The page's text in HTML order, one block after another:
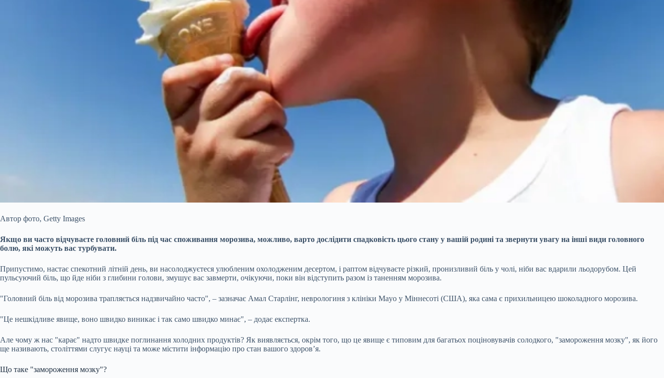
Автор фото, Getty Images
Якщо ви часто відчуваєте головний біль під час споживання морозива, можливо, варто дослідити спадковість цього стану у вашій родині та звернути увагу на інші види головного
болю, які можуть вас турбувати.
Припустимо, настає спекотний літній день, ви насолоджуєтеся улюбленим охолодженим десертом, і раптом відчуваєте різкий, пронизливий біль у чолі, ніби вас вдарили льодорубом. Цей
пульсуючий біль, що йде ніби з глибини голови, змушує вас завмерти, очікуючи, поки він відступить разом із таненням морозива.
"Головний біль від морозива трапляється надзвичайно часто", – зазначає Амал Старлінг, неврологиня з клініки Mayo у Міннесоті (США), яка сама є прихильницею шоколадного морозива.
"Це нешкідливе явище, воно швидко виникає і так само швидко минає", – додає експертка.
Але чому ж нас "карає" надто швидке поглинання холодних продуктів? Як виявляється, окрім того, що це явище є типовим для багатьох поціновувачів солодкого, "замороження мозку", як його
ще називають, століттями слугує науці та може містити інформацію про стан вашого здоров’я.
Що таке "замороження мозку"?